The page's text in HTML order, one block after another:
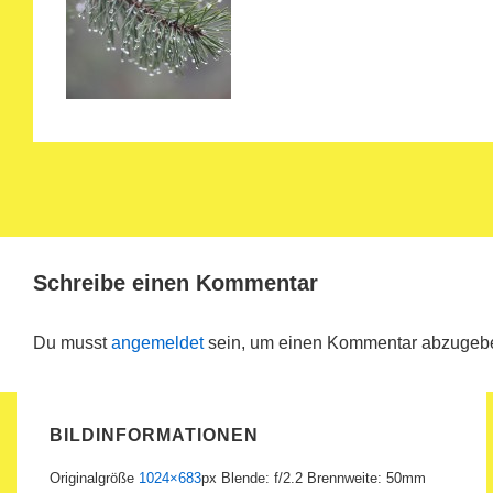
Schreibe einen Kommentar
Du musstangemeldetsein, um einen Kommentar
BILDINFORMATIONEN
Originalgröße 1024×683px Blende: f/2.2 Brennweite: 50mm